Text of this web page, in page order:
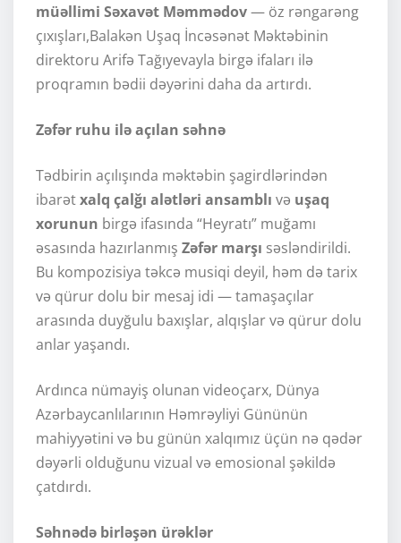
müəllimi Səxavət Məmmədov— öz rəngarəng
çıxışları,Balakən Uşaq İncəsənət Məktəbinin
direktoru Arifə Tağıyevayla birgə ifaları ilə
proqramın bədii dəyərini daha da artırdı.
Zəfər ruhu ilə açılan səhnə
Tədbirin açılışında məktəbin şagirdlərindən
ibarətxalq çalğı alətləri ansamblı və uşaq
xorunun birgə ifasında “Heyratı” muğamı
əsasında hazırlanmış Zəfər marşı səsləndirildi.
Bu kompozisiya təkcə musiqi deyil, həm də tarix
və qürur dolu bir mesaj idi — tamaşaçılar
arasında duyğulu baxışlar, alqışlar və qürur dolu
anlar yaşandı.
Ardınca nümayiş olunan videoçarx, Dünya
Azərbaycanlılarının Həmrəyliyi Gününün
mahiyyətini və bu günün xalqımız üçün nə qədər
dəyərli olduğunu vizual və emosional şəkildə
çatdırdı.
Səhnədə birləşən ürəklər